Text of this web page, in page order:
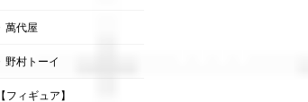
萬代屋
野村トーイ
【フィギュア】